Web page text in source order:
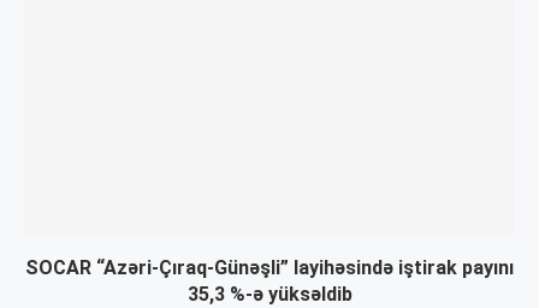
SOCAR “Azəri-Çıraq-Günəşli” layihəsində iştirak payını
35,3 %-ə yüksəldib